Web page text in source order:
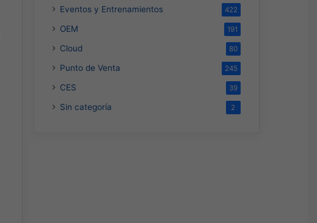
Eventos y Entrenamientos 422
OEM 191
Cloud 80
Punto de Venta 245
CES 39
Sin categoría 2